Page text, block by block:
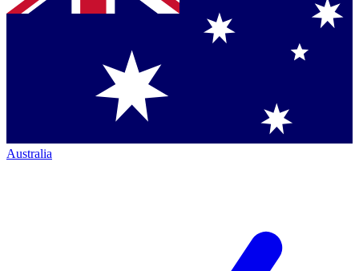
Australia